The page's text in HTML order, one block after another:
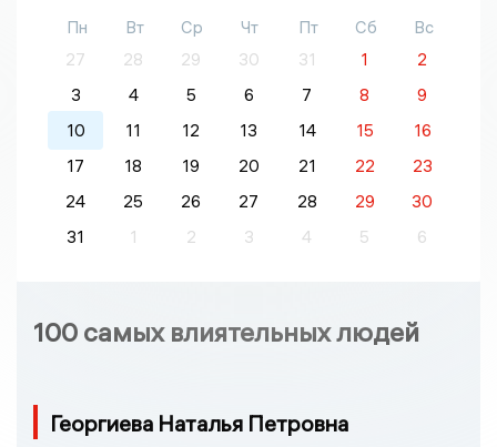
Пн Вт Ср Чт Пт Сб
Вс
27
28 29 30 31 1
2
3
4 5 6 7 8
9
10
11 12 13 14 15
16
17
18 19 20 21 22
23
24
25 26 27 28 29
30
31
1 2 3 4 5 6
100 самых влиятельных людей
Георгиева Наталья Петровна